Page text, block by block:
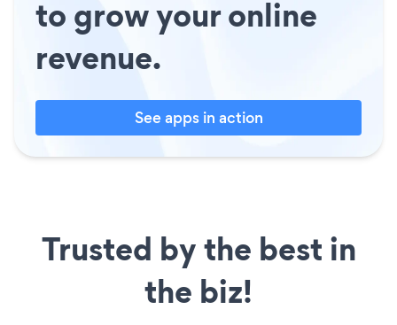
to grow your online
revenue.
See apps in action
Trusted by the best in
the biz!